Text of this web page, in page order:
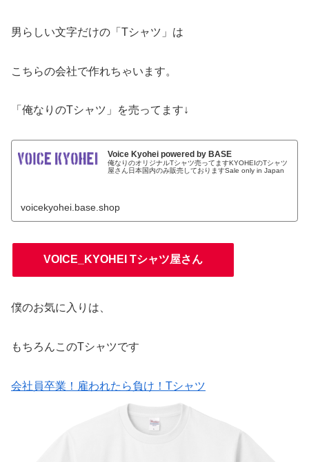
男らしい文字だけの「Tシャツ」は
こちらの会社で作れちゃいます。
「俺なりのTシャツ」を売ってます↓
Voice Kyohei powered by BASE
俺なりのオリジナルTシャツ売ってますKYOHEIのTシャツ
屋さん日本国内のみ販売しておりますSale only in Japan
voicekyohei.base.shop
VOICE_KYOHEI Tシャツ屋さん
僕のお気に入りは、
もちろんこのTシャツです
会社員卒業！雇われたら負け！Tシャツ